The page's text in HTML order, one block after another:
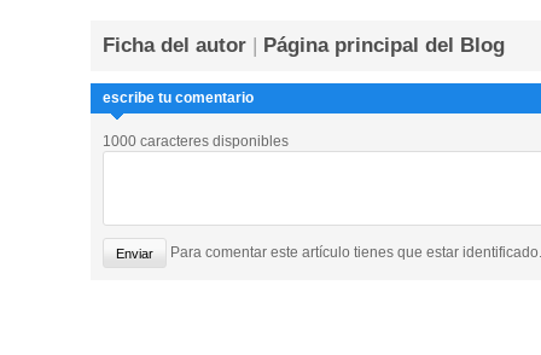
Ficha del autor | Página principal del Blog
escribe tu comentario
1000 caracteres disponibles
Para comentar este artículo tienes que estar identificado.